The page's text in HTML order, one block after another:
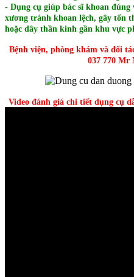
- Dụng cụ giúp bác sĩ khoan
xương tránh khoan lệch, gây tổn
hoặc dây thần kinh gần khu vực
Bệnh viện, phòng khám và đối
037 770 Mr
Video đánh giá chi tiết dụng cụ